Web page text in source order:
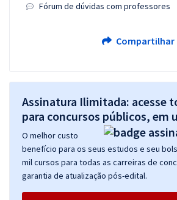
Fórum de dúvidas com professores
Compartilhar
Assinatura Ilimitada: acesse
para concursos públicos, em
O melhor custo
benefício para os seus estudos e seu
mil cursos para todas as carreiras de
garantia de atualização pós-edital.